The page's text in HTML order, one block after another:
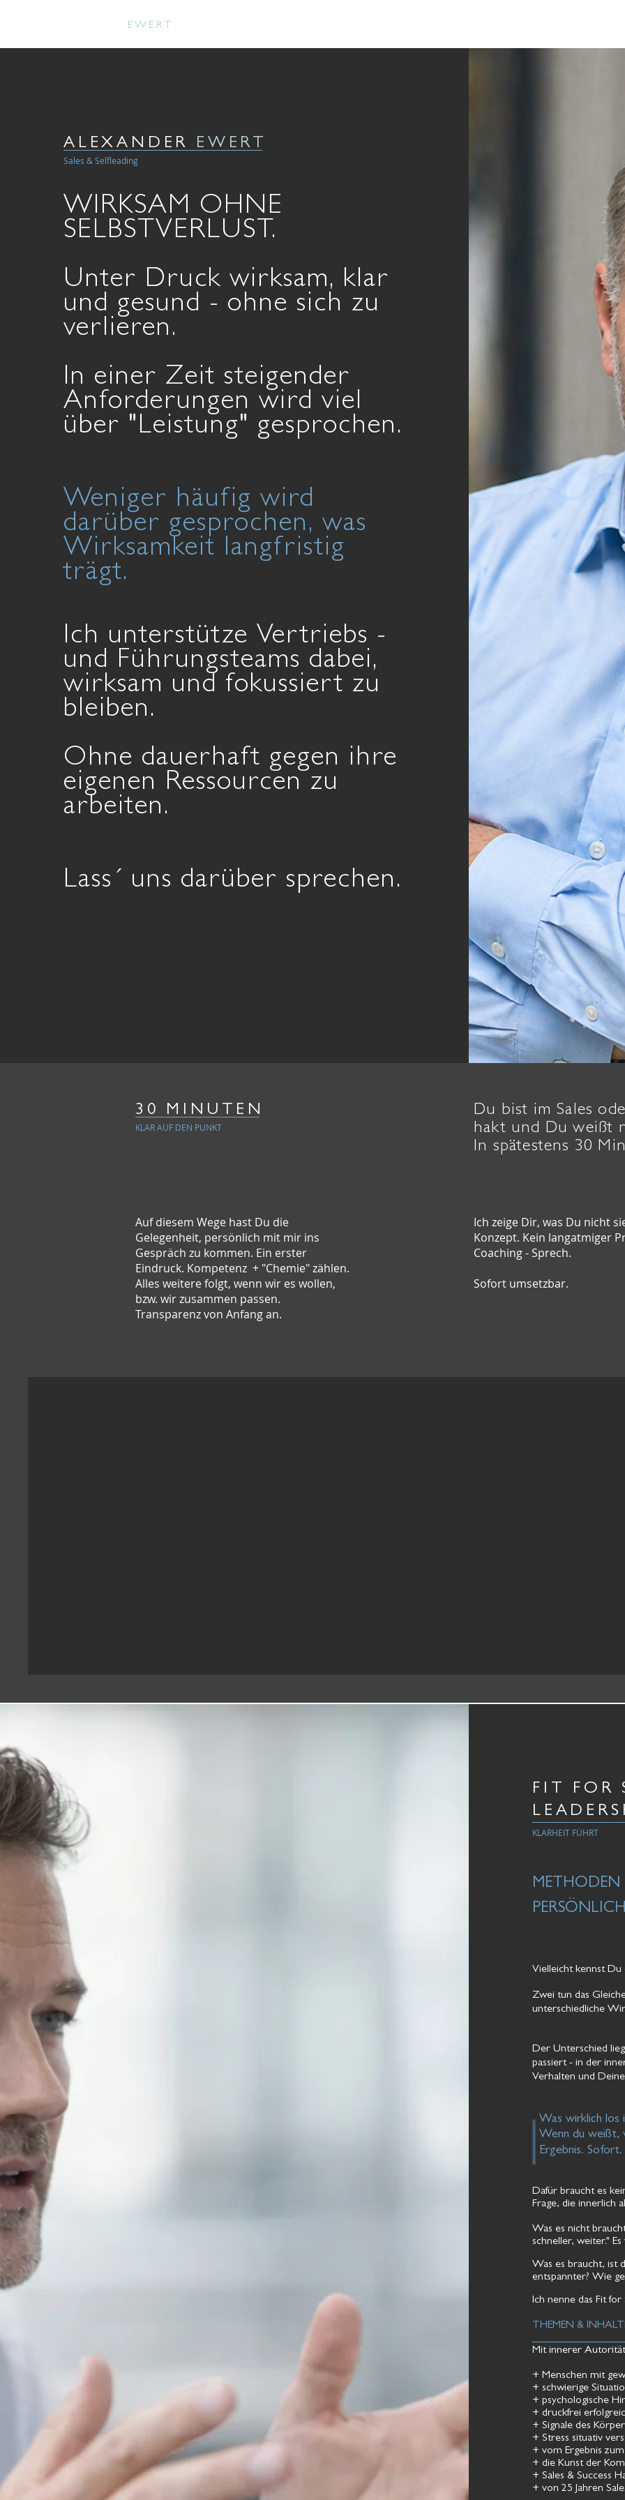
EWERT
ALEXANDER EWERT
WIRKSAM OHNE
SELBSTVERLUST.
Unter Druck wirksam, klar
und gesund - ohne sich zu
verlieren.
In einer Zeit steigender
Anforderungen wird viel
über "Leistung" gesprochen.
Weniger häufig wird
darüber gesprochen, was
Wirksamkeit langfristig
trägt.
Ich unterstütze Vertriebs -
und Führungsteams dabei,
wirksam und fokussiert zu
bleiben.
Ohne dauerhaft gegen ihre
eigenen Ressourcen zu
arbeiten.
Lass´ uns darüber sprechen.
Sales & Selfleading
30 MINUTEN
KLAR AUF DEN PUNKT
Auf diesem Wege hast Du die
Gelegenheit, persönlich mit mir ins
Gespräch zu kommen. Ein erster
Eindruck. Kompetenz + "Chemie" zählen.
Alles weitere folgt, wenn wir es wollen,
bzw. wir zusammen passen.
Transparenz von Anfang an.
Du bist im Sales
hakt und Du weißt
In spätestens 30
Ich zeige Dir, was Du nicht
Konzept. Kein langatmiger
Coaching - Sprech.
Sofort umsetzbar.
FIT FOR
KLARHEIT FÜHRT
METHODEN
Vielleicht kennst Du
Zwei tun das
unterschiedliche
Der Unterschied
passiert - in der
Verhalten und
Was wirklich los
Wenn du
Ergebnis. Sofort.
Dafür braucht es
Frage, die innerlich
Was es nicht
schneller, weiter."
Was es braucht, ist
entspannter? Wie
​Ich nenne das Fit for
THEMEN &
Mit innerer
+ Menschen mit
+ schwierige
+ psychologische
+ druckfrei
+ ​Signale des
+ Stress situativ
+ vom Ergebnis zum
+ ​die Kunst der
+ Sales & Success
+ von 25 Jahren